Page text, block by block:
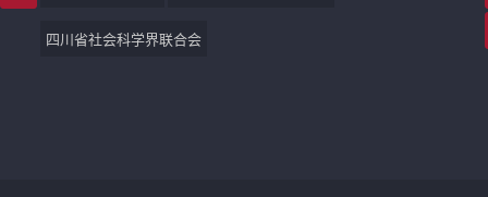
四川省社会科学界联合会